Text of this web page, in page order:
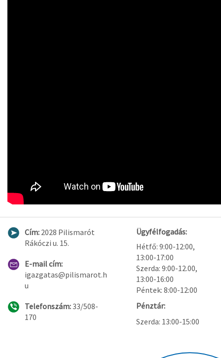
Cím: 2028 Pilismarót
Rákóczi u. 15.
E-mail cím:
igazgatas@pilismarot.h
u
Telefonszám:33/508-
170
Ügyfélfogadás:
Hétfő: 9:00-12:00,
13:00-17:00
Szerda: 9:00-12.00,
13:00-16:00
Péntek: 8:00-12:00
Pénztár:
Szerda: 13:00-15:00